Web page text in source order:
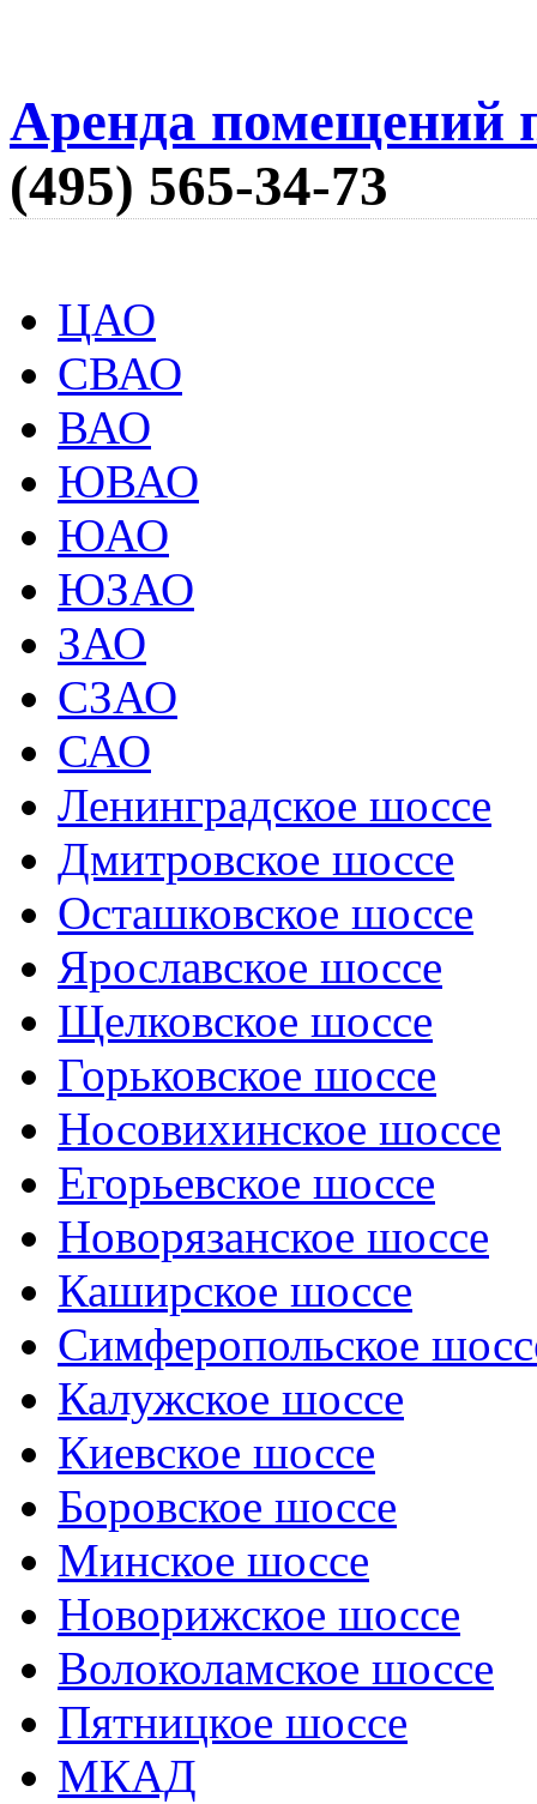
Аренда помещений
(495) 565-34-73
ЦАО
СВАО
ВАО
ЮВАО
ЮАО
ЮЗАО
ЗАО
СЗАО
САО
Ленинградское шоссе
Дмитровское шоссе
Осташковское шоссе
Ярославское шоссе
Щелковское шоссе
Горьковское шоссе
Носовихинское шоссе
Егорьевское шоссе
Новорязанское шоссе
Каширское шоссе
Симферопольское
Калужское шоссе
Киевское шоссе
Боровское шоссе
Минское шоссе
Новорижское шоссе
Волоколамское шоссе
Пятницкое шоссе
МКАД